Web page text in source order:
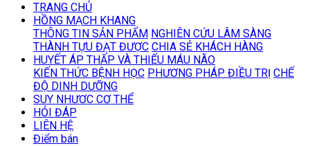
TRANG CHỦ
HỒNG MẠCH KHANG
THÔNG TIN SẢN PHẨM NGHIÊN CỨU LÂM SÀNG
THÀNH TỰU ĐẠT ĐƯỢC CHIA SẺ KHÁCH HÀNG
HUYẾT ÁP THẤP VÀ THIẾU MÁU NÃO
KIẾN THỨC BỆNH HỌC PHƯƠNG PHÁP ĐIỀU TRỊ CHẾ
ĐỘ DINH DƯỠNG
SUY NHƯƠC CƠ THỂ
HỎI ĐÁP
LIÊN HỆ
Điểm bán